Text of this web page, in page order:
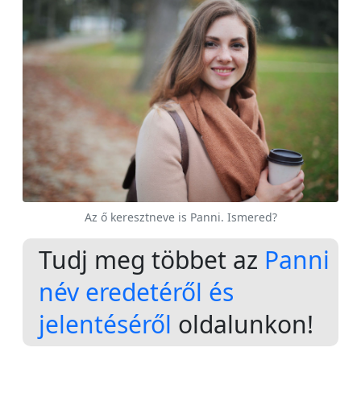
Az ő keresztneve is Panni. Ismered?
Tudj meg többet az Panni
név eredetéről és
jelentéséről oldalunkon!